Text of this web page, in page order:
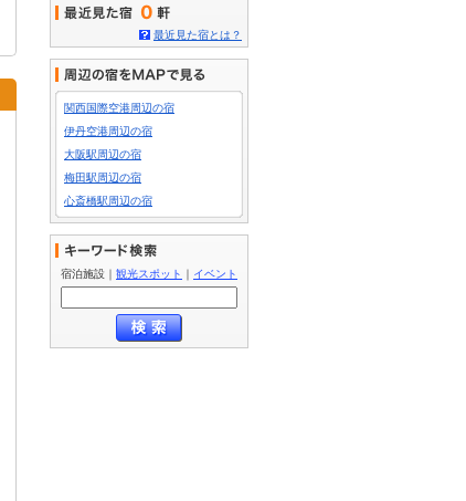
0
最近見た宿とは？
関西国際空港周辺の宿
伊丹空港周辺の宿
大阪駅周辺の宿
梅田駅周辺の宿
心斎橋駅周辺の宿
宿泊施設 ｜ 観光スポット ｜ イベント